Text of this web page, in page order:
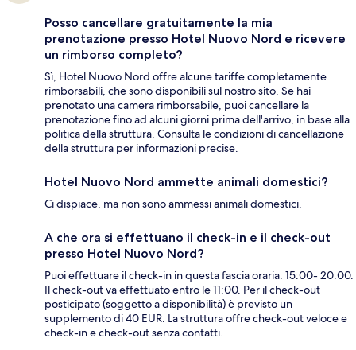
Posso cancellare gratuitamente la mia
prenotazione presso Hotel Nuovo Nord e ricevere
un rimborso completo?
Sì, Hotel Nuovo Nord offre alcune tariffe completamente
rimborsabili, che sono disponibili sul nostro sito. Se hai
prenotato una camera rimborsabile, puoi cancellare la
prenotazione fino ad alcuni giorni prima dell'arrivo, in base alla
politica della struttura. Consulta le condizioni di cancellazione
della struttura per informazioni precise.
Hotel Nuovo Nord ammette animali domestici?
Ci dispiace, ma non sono ammessi animali domestici.
A che ora si effettuano il check-in e il check-out
presso Hotel Nuovo Nord?
Puoi effettuare il check-in in questa fascia oraria: 15:00- 20:00.
Il check-out va effettuato entro le 11:00. Per il check-out
posticipato (soggetto a disponibilità) è previsto un
supplemento di 40 EUR. La struttura offre check-out veloce e
check-in e check-out senza contatti.